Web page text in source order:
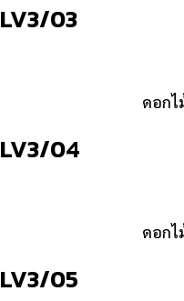
LV3/03
ดอกไ
LV3/04
ดอกไ
LV3/05